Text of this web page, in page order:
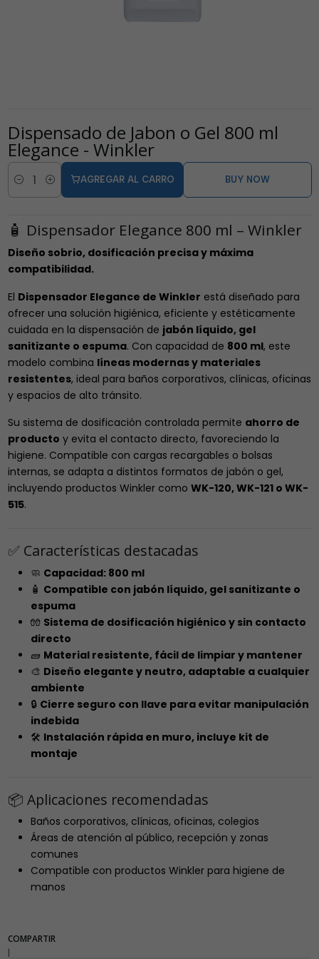
Dispensado de Jabon o Gel 800 ml
Elegance - Winkler
Cantidad
AGREGAR AL CARRO BUY NOW
🧴 Dispensador Elegance 800 ml – Winkler
Diseño sobrio, dosificación precisa y máxima
compatibilidad.
El Dispensador Elegance de Winkler está diseñado para
ofrecer una solución higiénica, eficiente y estéticamente
cuidada en la dispensación de jabón líquido, gel
sanitizante o espuma. Con capacidad de 800 ml, este
modelo combina líneas modernas y materiales
resistentes, ideal para baños corporativos, clínicas, oficinas
y espacios de alto tránsito.
Su sistema de dosificación controlada permite ahorro de
producto y evita el contacto directo, favoreciendo la
higiene. Compatible con cargas recargables o bolsas
internas, se adapta a distintos formatos de jabón o gel,
incluyendo productos Winkler como WK-120, WK-121 o WK-
515.
✅ Características destacadas
🧼 Capacidad: 800 ml
🧴 Compatible con jabón líquido, gel sanitizante o
espuma
🧤 Sistema de dosificación higiénico y sin contacto
directo
🧱 Material resistente, fácil de limpiar y mantener
🎨 Diseño elegante y neutro, adaptable a cualquier
ambiente
🔒 Cierre seguro con llave para evitar manipulación
indebida
🛠️ Instalación rápida en muro, incluye kit de
montaje
📦 Aplicaciones recomendadas
Baños corporativos, clínicas, oficinas, colegios
Áreas de atención al público, recepción y zonas
comunes
Compatible con productos Winkler para higiene de
manos
COMPARTIR